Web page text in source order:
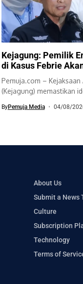
Kejagung: Pemilik
di Kasus Febrie
Pemuja.com – Kejaksaan
(Kejagung) memastikan
ByPemuja Media 04/08/
About Us
Submit a News
Culture
Subscription
Technology
Terms of